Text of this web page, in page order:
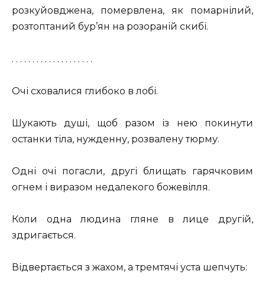
розкуйовджена, помервлена, як помарнілий,
розтоптаний бур’ян на розораній скибі.
. . . . . . . . . . . . . . . . . . . .
Очі сховалися глибоко в лобі.
Шукають душі, щоб разом із нею покинути
останки тіла, нужденну, розвалену тюрму.
Одні очі погасли, другі блищать гарячковим
огнем і виразом недалекого божевілля.
Коли одна людина гляне в лице другій,
здригається.
Відвертається з жахом, а тремтячі уста шепчуть: